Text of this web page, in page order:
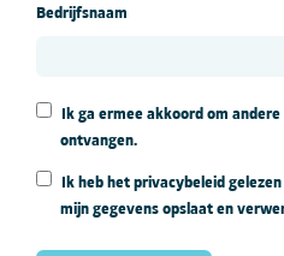
Bedrijfsnaam
Ik ga ermee akkoord om
ontvangen.
Ik heb het privacybeleid
mijn gegevens opslaat en